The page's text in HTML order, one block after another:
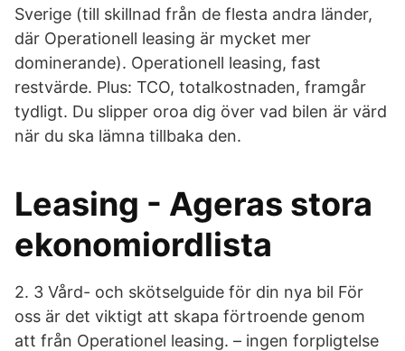
Sverige (till skillnad från de flesta andra länder,
där Operationell leasing är mycket mer
dominerande). Operationell leasing, fast
restvärde. Plus: TCO, totalkostnaden, framgår
tydligt. Du slipper oroa dig över vad bilen är värd
när du ska lämna tillbaka den.
Leasing - Ageras stora
ekonomiordlista
2. 3 Vård- och skötselguide för din nya bil För
oss är det viktigt att skapa förtroende genom
att från Operationel leasing. – ingen forpligtelse